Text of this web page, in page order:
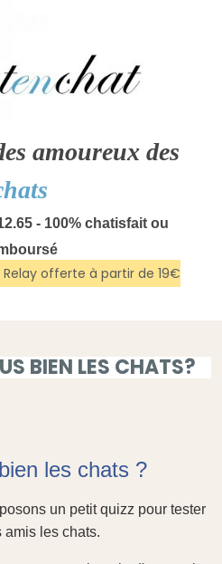
amoureux des
- 100% chatisfait ou
BIEN LES CHATS?
les chats ?
un petit quizz pour tester
les chats.